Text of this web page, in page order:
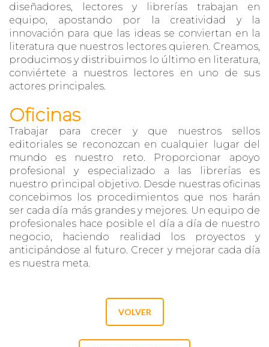
diseñadores, lectores y librerías trabajan en
equipo, apostando por la creatividad y la
innovación para que las ideas se conviertan en la
literatura que nuestros lectores quieren. Creamos,
producimos y distribuimos lo último en literatura,
conviértete a nuestros lectores en uno de sus
actores principales.
Oficinas
Trabajar para crecer y que nuestros sellos
editoriales se reconozcan en cualquier lugar del
mundo es nuestro reto. Proporcionar apoyo
profesional y especializado a las librerías es
nuestro principal objetivo. Desde nuestras oficinas
concebimos los procedimientos que nos harán
ser cada día más grandes y mejores. Un equipo de
profesionales hace posible el día a día de nuestro
negocio, haciendo realidad los proyectos y
anticipándose al futuro. Crecer y mejorar cada día
es nuestra meta.
VOLVER